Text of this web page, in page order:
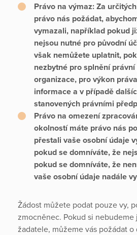
Právo na výmaz: Za
právo nás požádat,
vymazali, například pokud
nejsou nutné pro původní
však nemůžete uplatnit,
nezbytné pro splnění
organizace, pro výkon
informace a v případě
stanovených právními
Právo na omezení
okolností máte právo nás
přestali vaše osobní údaje
pokud se domníváte, že
pokud se domníváte, že
vaše osobní údaje nadále
Žádost můžete podat pouze vy,
zmocněnec. Pokud si
žadatele, můžeme vás požádat o